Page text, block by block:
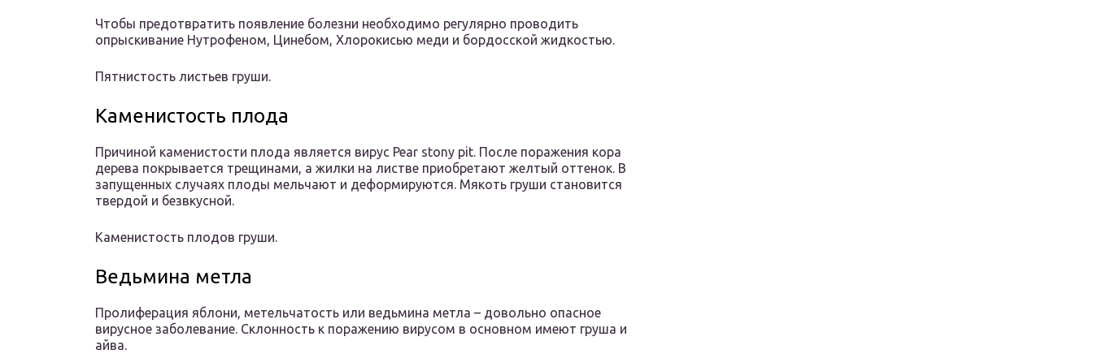
Чтобы предотвратить появление болезни необходимо регулярно проводить
опрыскивание Нутрофеном, Цинебом, Хлорокисью меди и бордосской жидкостью.
Пятнистость листьев груши.
Каменистость плода
Причиной каменистости плода является вирус Pear stony pit. После поражения кора
дерева покрывается трещинами, а жилки на листве приобретают желтый оттенок. В
запущенных случаях плоды мельчают и деформируются. Мякоть груши становится
твердой и безвкусной.
Каменистость плодов груши.
Ведьмина метла
Пролиферация яблони, метельчатость или ведьмина метла – довольно опасное
вирусное заболевание. Склонность к поражению вирусом в основном имеют груша и
айва.